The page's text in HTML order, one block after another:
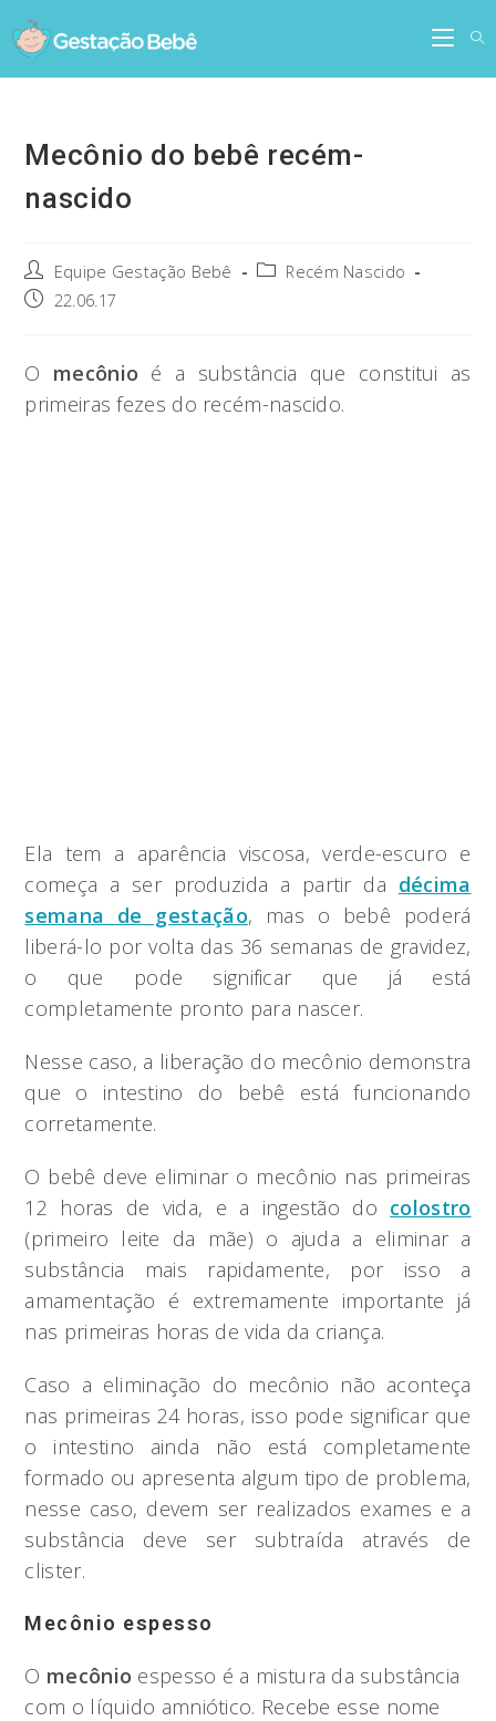
to
content
Mecônio do bebê recém-
nascido
Post
author:
Equipe Gestação Bebê
PostRecém Nascido
Post22.06.17
O mecônio é a substância que constitui as
primeiras fezes do recém-nascido.
Ela tem a aparência viscosa, verde-escuro e
começa a ser produzida a partir da décima
semana de gestação, mas o bebê poderá
liberá-lo por volta das 36 semanas de gravidez,
o que pode significar que já está
completamente pronto para nascer.
Nesse caso, a liberação do mecônio demonstra
que o intestino do bebê está funcionando
corretamente.
O bebê deve eliminar o mecônio nas primeiras
12 horas de vida, e a ingestão do colostro
(primeiro leite da mãe) o ajuda a eliminar a
substância mais rapidamente, por isso a
amamentação é extremamente importante já
nas primeiras horas de vida da criança.
Caso a eliminação do mecônio não aconteça
nas primeiras 24 horas, isso pode significar que
o intestino ainda não está completamente
formado ou apresenta algum tipo de problema,
nesse caso, devem ser realizados exames e a
substância deve ser subtraída através de
clister.
Mecônio espesso
O mecônio espesso é a mistura da substância
com o líquido amniótico. Recebe esse nome